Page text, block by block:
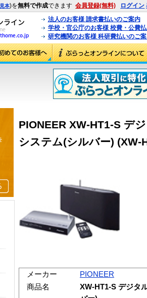
見本)を無料で作成できます 会員登録(無料) ログイン
法人のお客様 請求書払いのご案内
学校・官公庁のお客様 校費・公費
研究機関のお客様 科研費払いのご
PIONEER XW-HT1-S デ
システム(シルバー) (XW-
メーカー
PIONEER
商品名
XW-HT1-S デジタ